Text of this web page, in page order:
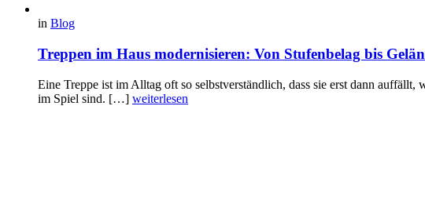
in Blog
Treppen im Haus modernisieren: Von Stufenbelag bis
Eine Treppe ist im Alltag oft so selbstverständlich, dass sie erst dann
im Spiel sind. […] weiterlesen